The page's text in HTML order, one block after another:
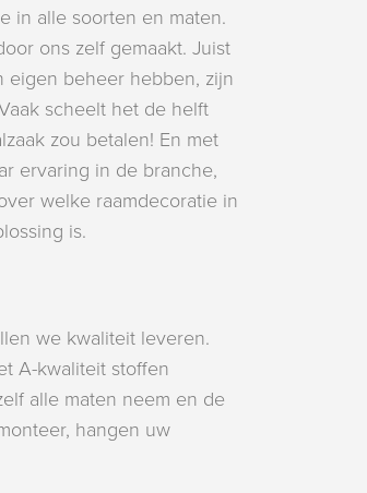
in alle soorten en maten.
ons zelf gemaakt. Juist
eigen beheer hebben, zijn
scheelt het de helft
zou betalen! En met
ervaring in de branche,
welke raamdecoratie in
is.
we kwaliteit leveren.
A-kwaliteit stoffen
alle maten neem en de
hangen uw